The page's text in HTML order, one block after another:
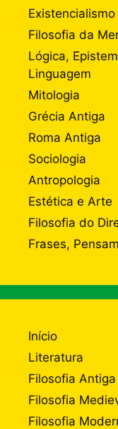
Filosofia da
Lógica,
Linguagem
Mitologia
Grécia Antiga
Roma Antiga
Sociologia
Antropologia
Estética e Arte
Filosofia do
Frases,
Início
Literatura
Filosofia Antiga
Filosofia
Filosofia